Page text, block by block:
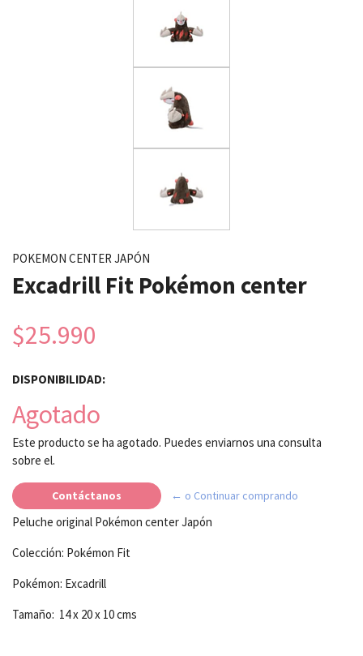
POKEMON CENTER JAPÓN
Excadrill Fit Pokémon center
$25.990
DISPONIBILIDAD:
Agotado
Este producto se ha agotado. Puedes enviarnos una consulta
sobre el.
Contáctanos ← o Continuar comprando
Peluche original Pokémon center Japón
Colección: Pokémon Fit
Pokémon: Excadrill
Tamaño: 14 x 20 x 10 cms